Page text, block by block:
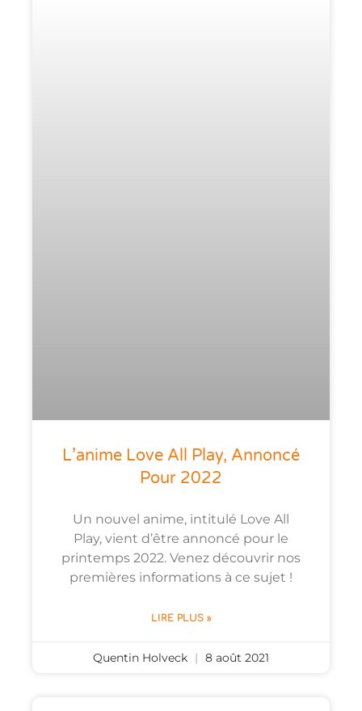
L’anime Love All Play, Annoncé
Pour 2022
Un nouvel anime, intitulé Love All
Play, vient d’être annoncé pour le
printemps 2022. Venez découvrir nos
premières informations à ce sujet !
LIRE PLUS »
Quentin Holveck 8 août 2021